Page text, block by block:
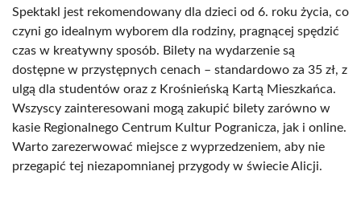
Spektakl jest rekomendowany dla dzieci od 6. roku życia, co
czyni go idealnym wyborem dla rodziny, pragnącej spędzić
czas w kreatywny sposób. Bilety na wydarzenie są
dostępne w przystępnych cenach – standardowo za 35 zł, z
ulgą dla studentów oraz z Krośnieńską Kartą Mieszkańca.
Wszyscy zainteresowani mogą zakupić bilety zarówno w
kasie Regionalnego Centrum Kultur Pogranicza, jak i online.
Warto zarezerwować miejsce z wyprzedzeniem, aby nie
przegapić tej niezapomnianej przygody w świecie Alicji.